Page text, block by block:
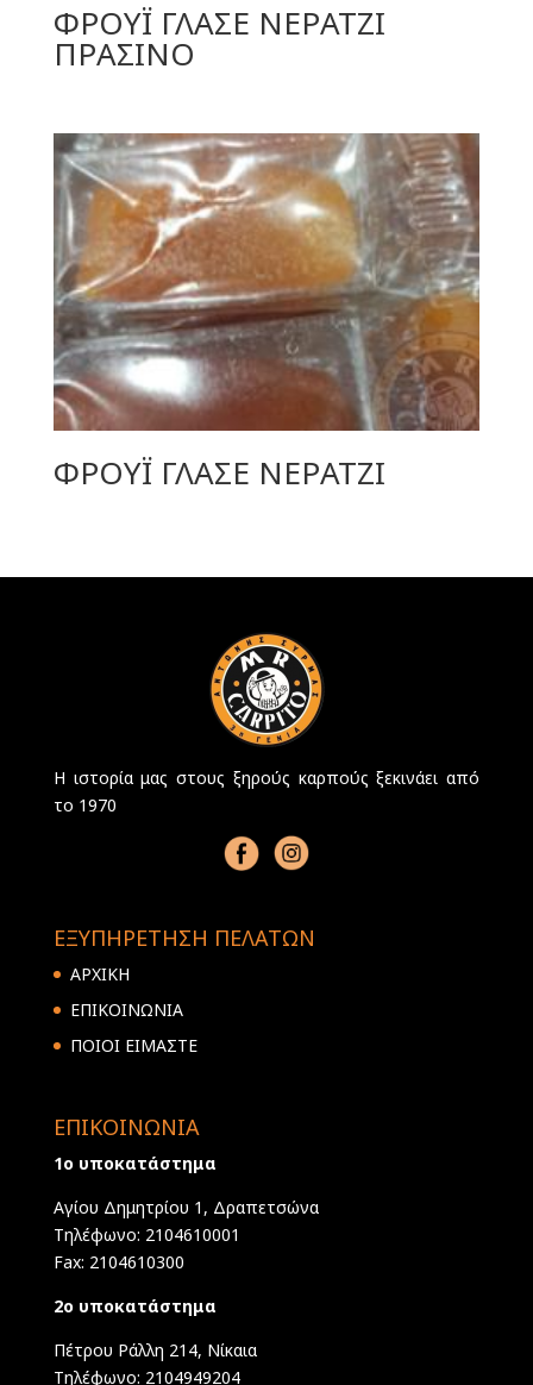
ΦΡΟΥΪ ΓΛΑΣΕ ΝΕΡΑΤΖΙ
ΠΡΑΣΙΝΟ
ΦΡΟΥΪ ΓΛΑΣΕ ΝΕΡΑΤΖΙ
Η ιστορία μας στους ξηρούς καρπούς ξεκινάει από
το 1970
ΕΞΥΠΗΡΕΤΗΣΗ ΠΕΛΑΤΩΝ
ΑΡΧΙΚΗ
ΕΠΙΚΟΙΝΩΝΙΑ
ΠΟΙΟΙ ΕΙΜΑΣΤΕ
ΕΠΙΚΟΙΝΩΝΙΑ
1ο υποκατάστημα
Αγίου Δημητρίου 1, Δραπετσώνα
Τηλέφωνο: 2104610001
Fax: 2104610300
2ο υποκατάστημα
Πέτρου Ράλλη 214, Νίκαια
Τηλέφωνο: 2104949204